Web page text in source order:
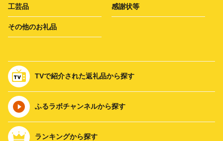
工芸品 感謝状等
その他のお礼品
TVで紹介された返礼品から探す
ふるラボチャンネルから探す
ランキングから探す